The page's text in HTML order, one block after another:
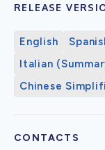
RELEASE
English
Italian
Chinese
CONTACTS